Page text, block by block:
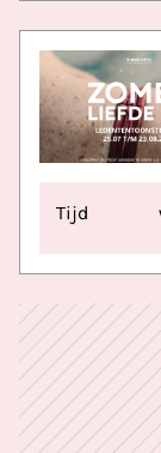
Tijd